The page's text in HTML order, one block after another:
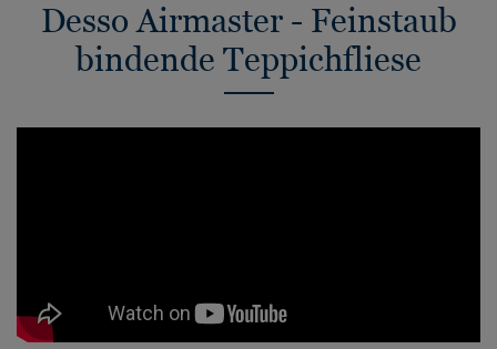
Desso Airmaster - Feinstaub
bindende Teppichfliese